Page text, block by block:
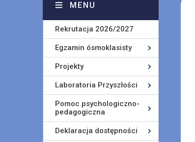
MENU
Rekrutacja 2026/2027
Egzamin ósmoklasisty
Projekty
Laboratoria Przyszłości
Pomoc psychologiczno-
pedagogiczna
Deklaracja dostępności